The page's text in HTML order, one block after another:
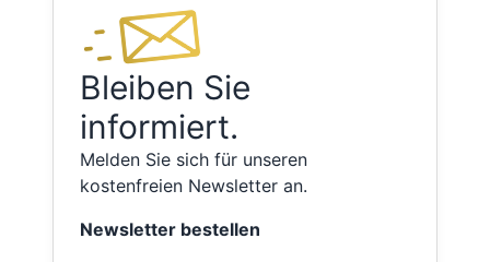
Bleiben Sie
informiert.
Melden Sie sich für unseren
kostenfreien Newsletter an.